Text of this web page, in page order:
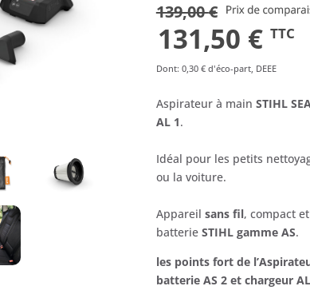
139,00€
Le
prix
initial
était :
139,00 €.
131,50 €Le
prix
TTC
Dont: 0,30 € d'éco-part, DEEE
Aspirateur à main STIHL
AL 1.
Idéal pour les petits
ou la voiture.
Appareil sans fil, compact
batterie STIHL gamme AS.
les points fort de
batterie AS 2 et chargeur